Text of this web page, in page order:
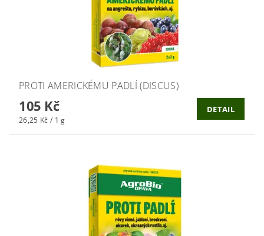
PROTI AMERICKÉMU PADLÍ (DISCUS)
105 Kč
26,25 Kč / 1 g
DETAIL